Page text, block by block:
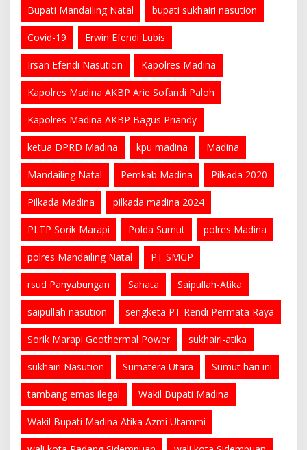
Bupati Mandailing Natal bupati sukhairi nasution
Covid-19 Erwin Efendi Lubis
Irsan Efendi Nasution Kapolres Madina
Kapolres Madina AKBP Arie Sofandi Paloh
Kapolres Madina AKBP Bagus Priandy
ketua DPRD Madina kpu madina Madina
Mandailing Natal Pemkab Madina Pilkada 2020
Pilkada Madina pilkada madina 2024
PLTP Sorik Marapi Polda Sumut polres Madina
polres Mandailing Natal PT SMGP
rsud Panyabungan Sahata Saipullah-Atika
saipullah nasution sengketa PT Rendi Permata Raya
Sorik Marapi Geothermal Power sukhairi-atika
sukhairi Nasution Sumatera Utara Sumut hari ini
tambang emas ilegal Wakil Bupati Madina
Wakil Bupati Madina Atika Azmi Utammi